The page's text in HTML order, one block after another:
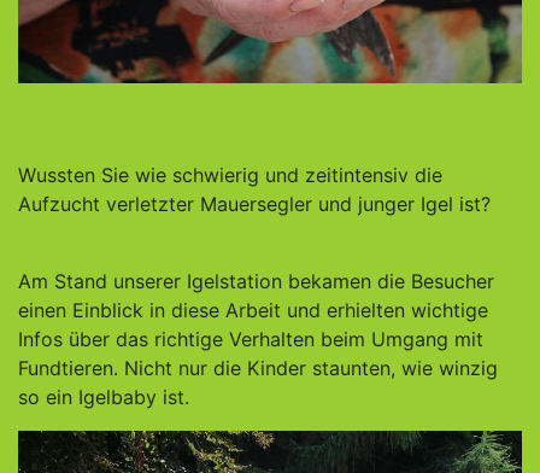
Wussten Sie wie schwierig und zeitintensiv die
Aufzucht verletzter Mauersegler und junger Igel ist?
Am Stand unserer Igelstation bekamen die Besucher
einen Einblick in diese Arbeit und erhielten wichtige
Infos über das richtige Verhalten beim Umgang mit
Fundtieren. Nicht nur die Kinder staunten, wie winzig
so ein Igelbaby ist.